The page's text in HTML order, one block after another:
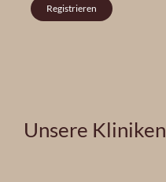
Registrieren
Unsere Kliniken